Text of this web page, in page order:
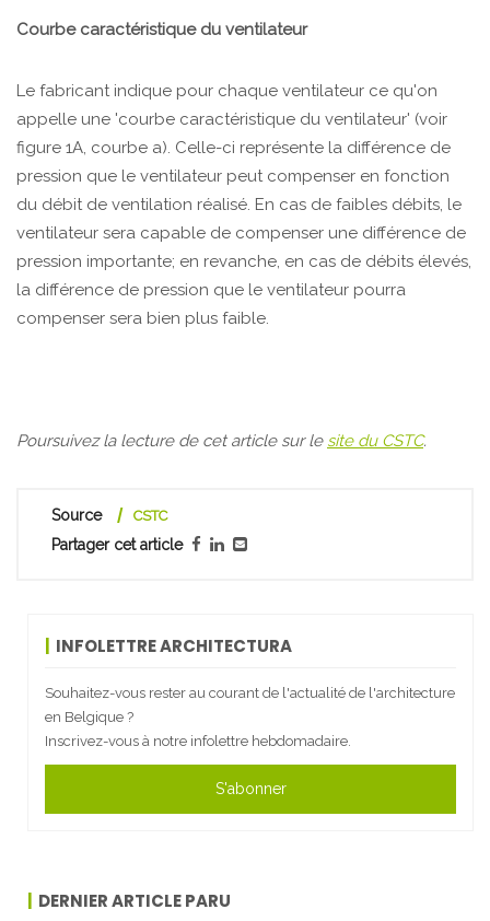
Courbe caractéristique du ventilateur
Le fabricant indique pour chaque ventilateur ce qu'on
appelle une 'courbe caractéristique du ventilateur' (voir
figure 1A, courbe a). Celle-ci représente la différence de
pression que le ventilateur peut compenser en fonction
du débit de ventilation réalisé. En cas de faibles débits, le
ventilateur sera capable de compenser une différence de
pression importante; en revanche, en cas de débits élevés,
la différence de pression que le ventilateur pourra
compenser sera bien plus faible.
Poursuivez la lecture de cet article sur le site du CSTC.
Source CSTC
Partager cet article
INFOLETTRE ARCHITECTURA
Souhaitez-vous rester au courant de l'actualité de l'architecture
en Belgique ?
Inscrivez-vous à notre infolettre hebdomadaire.
S'abonner
DERNIER ARTICLE PARU